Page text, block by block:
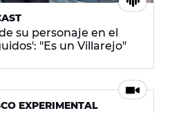
su personaje en el
"Es un Villarejo"
EXPERIMENTAL